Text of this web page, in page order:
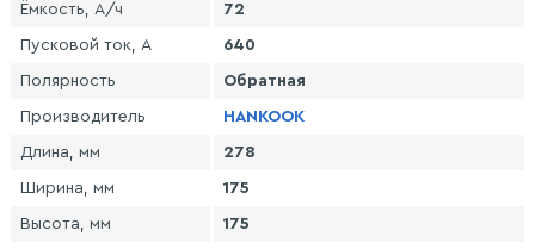
Ёмкость, А/ч 72
Пусковой ток, А 640
Полярность Обратная
Производитель HANKOOK
Длина, мм 278
Ширина, мм 175
Высота, мм 175